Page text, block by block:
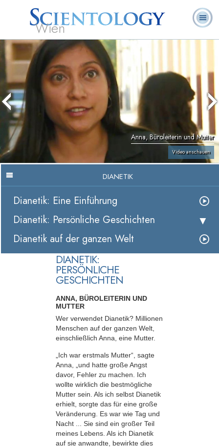
Wien
L. Ron
Hubbard
Scientology?
Ehrenamtliche
Geistliche
Anna, Büroleiterin und Mutter
Video anschauen
DIANETIK
Dianetik: Eine Einführung
Dianetik: Persönliche Geschichten
Dianetik auf der ganzen Welt
DIANETIK:
PERSÖNLICHE
GESCHICHTEN
ANNA, BÜROLEITERIN UND
MUTTER
Wer verwendet Dianetik? Millionen
Menschen auf der ganzen Welt,
einschließlich Anna, eine Mutter.
„Ich war erstmals Mutter“, sagte
Anna, „und hatte große Angst
davor, Fehler zu machen. Ich
wollte wirklich die bestmögliche
Mutter sein. Als ich selbst Dianetik
erhielt, sorgte das für eine große
Veränderung. Es war wie Tag und
Nacht ... Sie sind ein großer Teil
meines Lebens. Als ich Dianetik
auf sie anwandte, bewirkte dies